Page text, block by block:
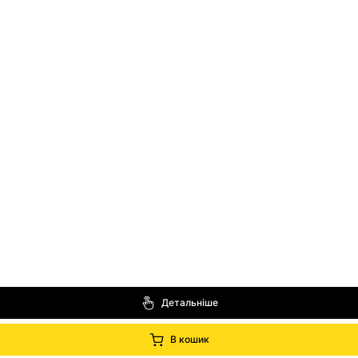
Детальніше
В кошик